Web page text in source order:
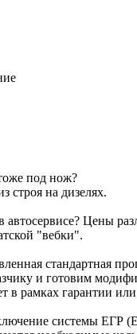
под нож?
строя на дизелях.
Цены
"вебки".
стандартная
и готовим
рамках гарантии
системы ЕГР